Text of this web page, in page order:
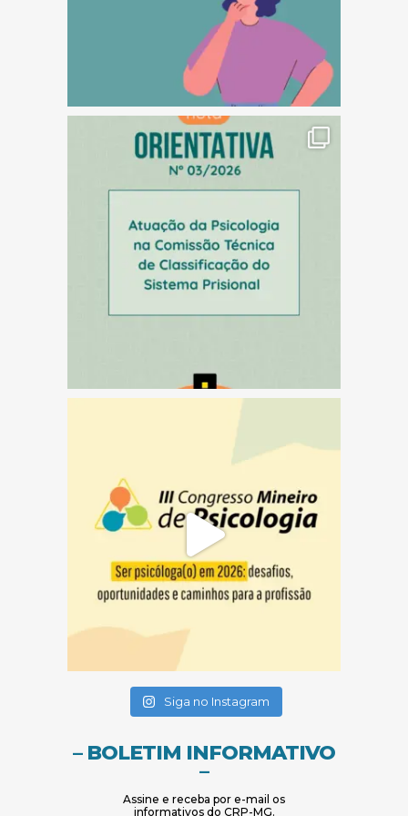
Siga no Instagram
– BOLETIM INFORMATIVO
–
Assine e receba por e-mail os
informativos do CRP-MG.